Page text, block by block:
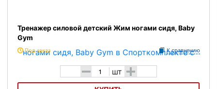
Тренажер силовой детский Жим ногами сидя, Baby
Gym
Под заказ К сравнению
- шт +